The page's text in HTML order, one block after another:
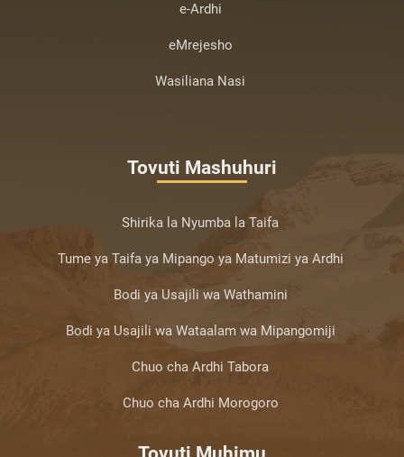
e-Ardhi
eMrejesho
Wasiliana Nasi
Tovuti Mashuhuri
Shirika la Nyumba la Taifa
Tume ya Taifa ya Mipango ya Matumizi ya Ardhi
Bodi ya Usajili wa Wathamini
Bodi ya Usajili wa Wataalam wa Mipangomiji
Chuo cha Ardhi Tabora
Chuo cha Ardhi Morogoro